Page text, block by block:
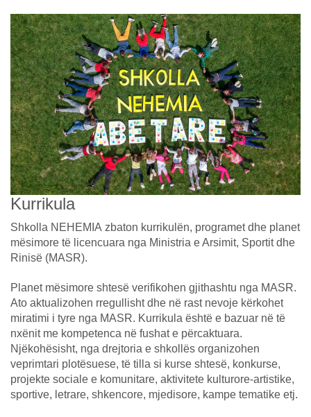
Kurrikula
Shkolla NEHEMIA zbaton kurrikulën, programet dhe planet
mësimore të licencuara nga Ministria e Arsimit, Sportit dhe
Rinisë (MASR).
Planet mësimore shtesë verifikohen gjithashtu nga MASR.
Ato aktualizohen rregullisht dhe në rast nevoje kërkohet
miratimi i tyre nga MASR. Kurrikula është e bazuar në të
nxënit me kompetenca në fushat e përcaktuara.
Njëkohësisht, nga drejtoria e shkollës organizohen
veprimtari plotësuese, të tilla si kurse shtesë, konkurse,
projekte sociale e komunitare, aktivitete kulturore-artistike,
sportive, letrare, shkencore, mjedisore, kampe tematike etj.